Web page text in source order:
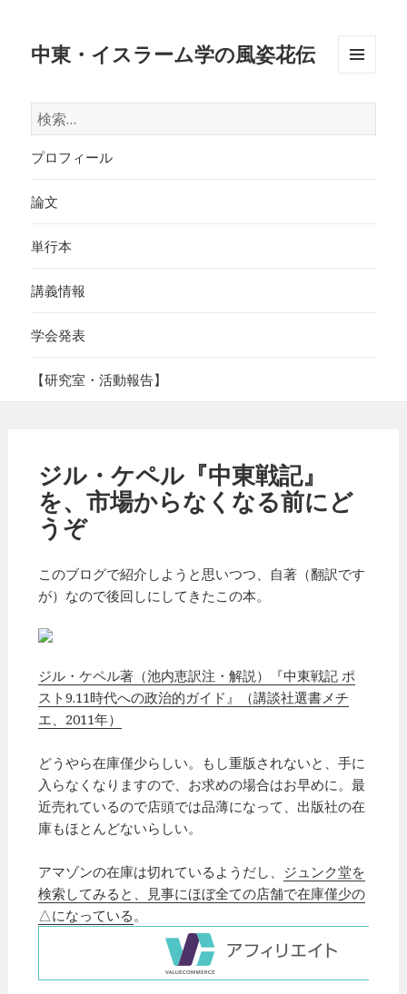
中東・イスラーム学の風姿花伝
検
索:
プロフィール
論文
単行本
講義情報
学会発表
【研究室・活動報告】
ジル・ケペル『中東戦記』
を、市場からなくなる前にど
うぞ
このブログで紹介しようと思いつつ、自著（翻訳です
が）なので後回しにしてきたこの本。
ジル・ケペル著（池内恵訳注・解説）『中東戦記 ポ
スト9.11時代への政治的ガイド』（講談社選書メチ
エ、2011年）
どうやら在庫僅少らしい。もし重版されないと、手に
入らなくなりますので、お求めの場合はお早めに。最
近売れているので店頭では品薄になって、出版社の在
庫もほとんどないらしい。
アマゾンの在庫は切れているようだし、 ジュンク堂を
検索してみると、見事にほぼ全ての店舗で在庫僅少の
△になっている 。